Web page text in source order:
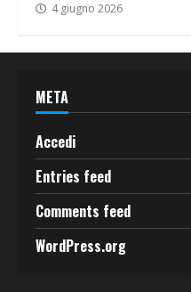
4 giugno 2026
META
Accedi
Entries feed
Comments feed
WordPress.org